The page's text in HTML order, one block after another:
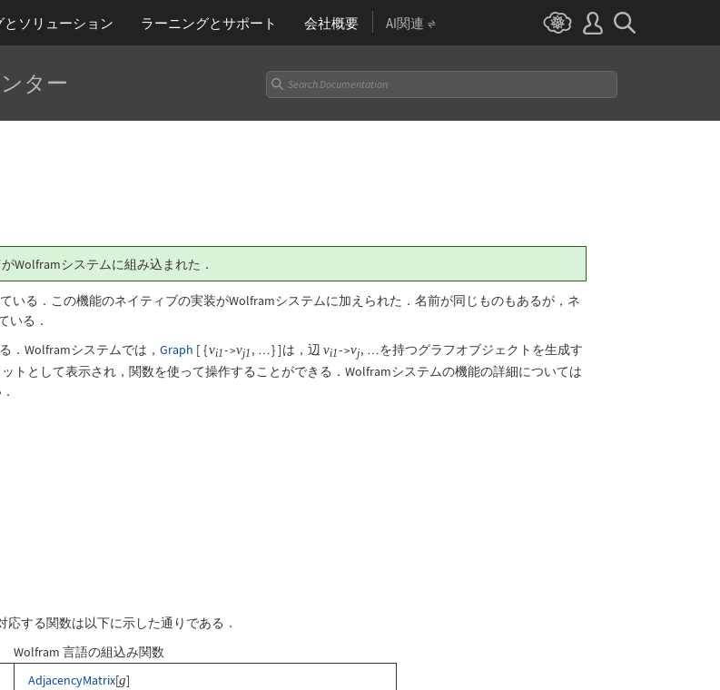
ソリューション ラーニングとサポート 会社概要 AI関連
ター
Wolframシステムに組み込まれた．
いる．この機能のネイティブの実装がWolframシステムに加えられた．名前が同じものもあるが，ネ
いる．
．Wolframシステムでは， Graph [ {vi1 ->vj1 , …}]は，辺 vi1 ->vj, …を持つグラフオブジェクトを生成す
トとして表示され，関数を使って操作することができる．Wolframシステムの機能の詳細については
する関数は以下に示した通りである．
Wolfram 言語の組込み関数
AdjacencyMatrix[g]